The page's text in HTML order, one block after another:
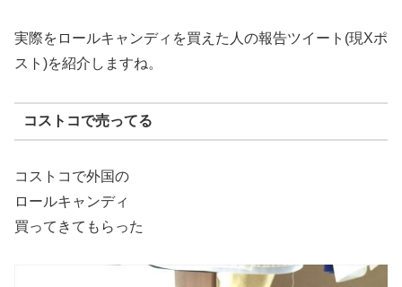
実際をロールキャンディを買えた人の報告ツイート(現Xポ
スト)を紹介しますね。
コストコで売ってる
コストコで外国の
ロールキャンディ
買ってきてもらった